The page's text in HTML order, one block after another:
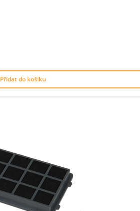
Přidat do košíku